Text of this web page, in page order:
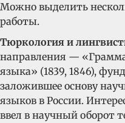
Можно выделить
работы.
Тюркология и
направления —
языка» (1839, 1846),
заложившее основу
языков в России.
ввел в научный оборот